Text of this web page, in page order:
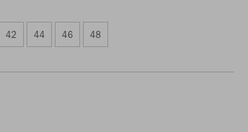
42 44 46 48